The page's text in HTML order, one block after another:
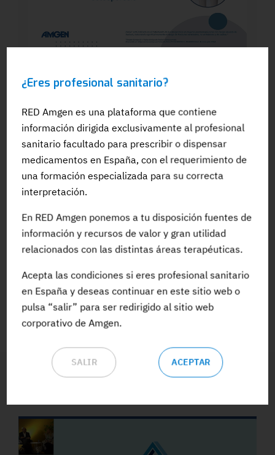
¿Eres profesional sanitario?
RED Amgen es una plataforma que contiene
información dirigida exclusivamente al profesional
sanitario facultado para prescribir o dispensar
medicamentos en España, con el requerimiento de
una formación especializada para su correcta
interpretación.
En RED Amgen ponemos a tu disposición fuentes de
información y recursos de valor y gran utilidad
relacionados con las distintas áreas terapéuticas.
Acepta las condiciones si eres profesional sanitario
en España y deseas continuar en este sitio web o
pulsa “salir” para ser redirigido al sitio web
corporativo de Amgen.
SALIR ACEPTAR
Dra. Silvia González: El papel del
pacientes en tratamiento para la OP: Qué
es la osteoporosis
ACCEDE A TODA LA FORMACIÓN